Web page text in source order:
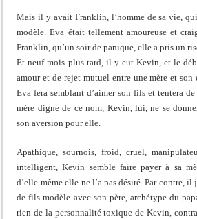
Mais il y avait Franklin, l’homme de sa vie,
modèle. Eva était tellement amoureuse et
Franklin, qu’un soir de panique, elle a pris un
Et neuf mois plus tard, il y eut Kevin, et le
amour et de rejet mutuel entre une mère et
Eva fera semblant d’aimer son fils et tentera
mère digne de ce nom, Kevin, lui, ne se
son aversion pour elle.
Apathique, sournois, froid, cruel,
intelligent, Kevin semble faire payer à sa
d’elle-même elle ne l’a pas désiré. Par contre,
de fils modèle avec son père, archétype du
rien de la personnalité toxique de Kevin,